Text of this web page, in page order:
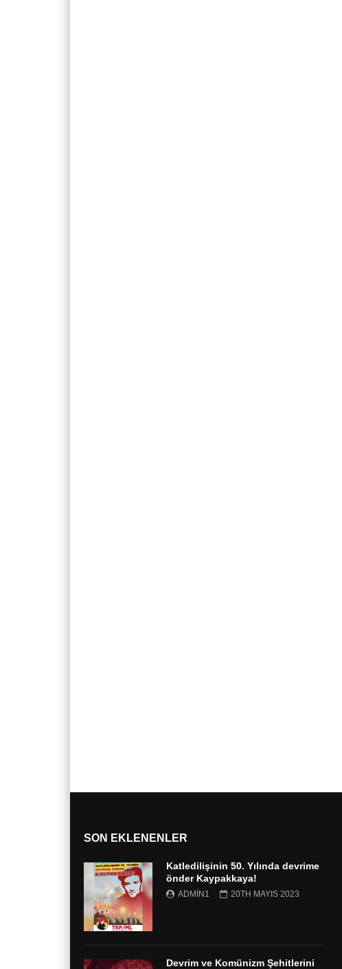
SON EKLENENLER
Katledilişinin 50. Yılında devrime
önder Kaypakkaya!
ADMIN1 20TH MAYIS 2023
Devrim ve Komünizm Şehitlerini